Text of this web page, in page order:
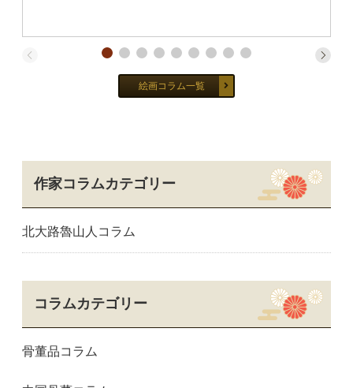
絵画コラム一覧
作家コラムカテゴリー
北大路魯山人コラム
コラムカテゴリー
骨董品コラム